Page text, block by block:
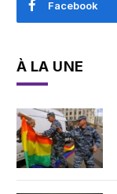
Facebook
À LA UNE